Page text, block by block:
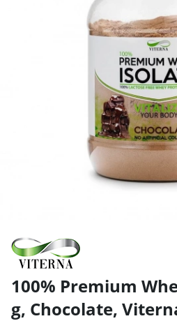
100% Premium
g, Chocolate,